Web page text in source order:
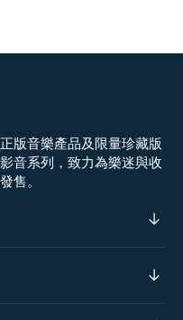
版音樂產品及限量珍藏版
音系列，致力為樂迷與收
售。